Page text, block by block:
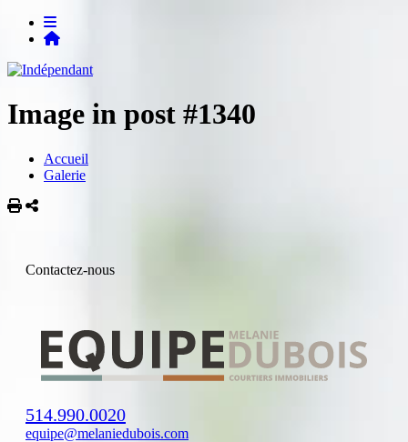
Image in post #1340
Accueil
Galerie
Imprimer
Partager
Contactez-nous
514.990.0020
equipe@melaniedubois.com